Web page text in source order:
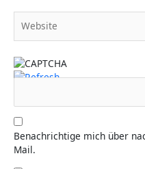
Benachrichtige mich über
Mail.